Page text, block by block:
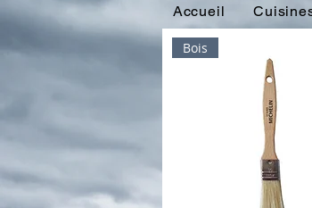
Accueil
Bois